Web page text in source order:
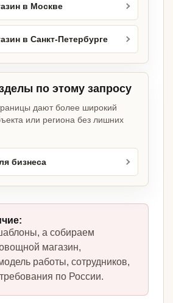
в Москве
в Санкт-Петербурге
по этому запросу
дают более широкий
или региона без лишних
бизнеса
а собираем
магазин,
работы, сотрудников,
по России.